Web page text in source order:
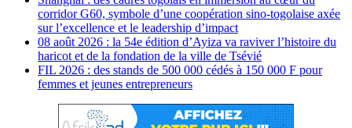
corridor G60, symbole d’une coopération sino-togolaise axée
sur l’excellence et le leadership d’impact
08 août 2026 : la 54e édition d’Ayiza va raviver l’histoire du
haricot et de la fondation de la ville de Tsévié
FIL 2026 : des stands de 500 000 cédés à 150 000 F pour
femmes et jeunes entrepreneurs